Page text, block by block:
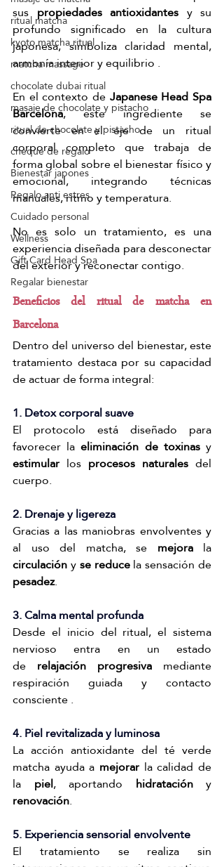
ritual matcha
kyoto matcha ritual
matcha massage
chocolate dubai ritual
masaje de chocolate y pistacho
ritual de chocolate y pistacho
cheque de regalo
Bienestar japones
Regalo anti estres
Cuidado personal
Wellness
Gift Card Head Spa
Regalar bienestar
sus propiedades antioxidantes y su
profundo significado en la cultura
japonesa, simboliza claridad mental,
armonía interior y equilibrio .
En el contexto de Japanese Head Spa
Barcelona, este ingrediente se
convierte en el eje de un ritual
corporal completo que trabaja de
forma global sobre el bienestar físico y
emocional, integrando técnicas
manuales, ritmo y temperatura.
No es solo un tratamiento, es una
experiencia diseñada para desconectar
del exterior y reconectar contigo.
Beneficios del ritual de matcha en
Barcelona
Dentro del universo del bienestar, este
tratamiento destaca por su capacidad
de actuar de forma integral:
1. Detox corporal suave
El protocolo está diseñado para
favorecer la eliminación de toxinas
estimular los procesos naturales del
cuerpo.
2. Drenaje y ligereza
Gracias a las maniobras envolventes y
al uso del matcha, se mejora
circulación y se reduce
pesadez.
3. Calma mental profunda
Desde el inicio del ritual, el sistema
nervioso entra en un estado
de relajación progresiva mediante
respiración guiada y contacto
consciente .
4. Piel revitalizada y luminosa
La acción antioxidante del té verde
matcha ayuda a mejorar la calidad de
la piel, aportando hidratación
renovación.
5. Experiencia sensorial envolvente
El tratamiento se realiza sin